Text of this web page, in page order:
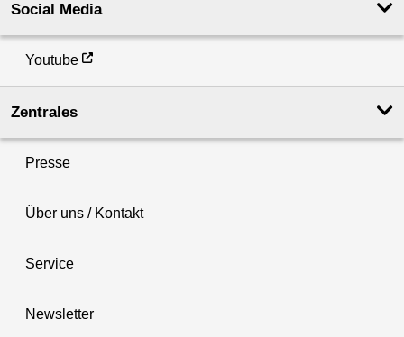
Social Media
Youtube
Zentrales
Presse
Über uns / Kontakt
Service
Newsletter